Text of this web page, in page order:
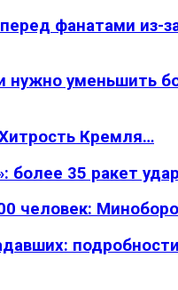
фанатами из-
нужно уменьшить
Кремля…
более 35 ракет
человек: